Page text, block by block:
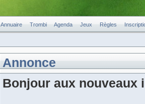
Annuaire Trombi Agenda Jeux Règles
Annonce
Bonjour aux nouveaux